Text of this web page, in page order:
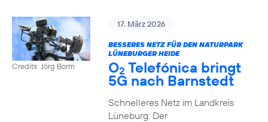
Credits: Jörg Borm
17. März 2026
BESSERES NETZ FÜR DEN NATURPARK
LÜNEBURGER HEIDE
O2 Telefónica bringt
5G nach Barnstedt
Schnelleres Netz im Landkreis
Lüneburg: Der